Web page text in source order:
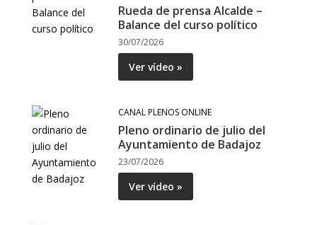
Rueda de prensa Alcalde –
Balance del curso político
30/07/2026
Ver vídeo »
CANAL PLENOS ONLINE
Pleno ordinario de julio del
Ayuntamiento de Badajoz
23/07/2026
Ver vídeo »